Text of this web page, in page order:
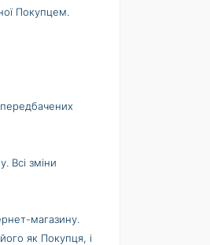
Покупцем.
Всі зміни
магазину.
як Покупця, і